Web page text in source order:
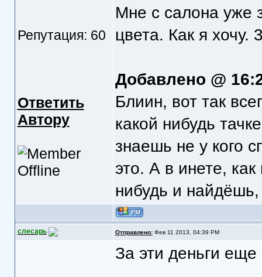
Репутация: 60
Ответить
Автору
Мне с салона уже
цвета. Как я
Добавлено @
Блиин, вот так
какой нибудь
знаешь не у кого
это. А в инете,
нибудь и
слесарь Отправлено:Фев 11 2013, 04:39 PM
За эти деньги